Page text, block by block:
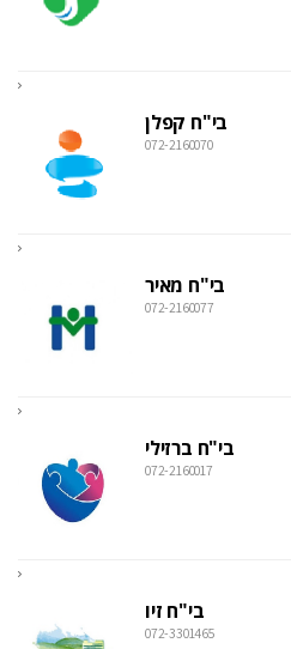
בי"ח קפלן
072-2160070
בי"ח מאיר
072-2160077
בי"ח ברזילי
072-2160017
בי"ח זיו
072-3301465